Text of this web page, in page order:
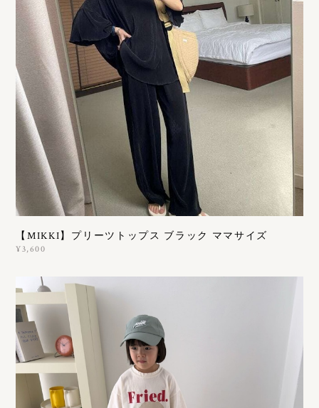
【MIKKI】プリーツトップス ブラック ママサイズ
¥3,600